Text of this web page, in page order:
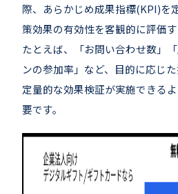
際、あらかじめ成果指標(KPI)を
策効果の有効性を客観的に評価
たとえば、「お問い合わせ数」
ンの参加率」など、目的に応じた
定量的な効果検証が実施できる
要です。